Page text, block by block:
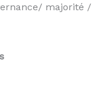
majorité /